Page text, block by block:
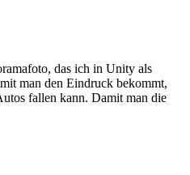
das ich in Unity als
man den Eindruck bekommt,
fallen kann. Damit man die